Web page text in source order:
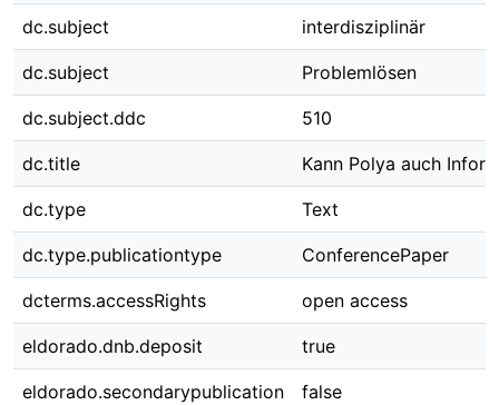
dc.subject interdisziplinär
dc.subject Problemlösen
dc.subject.ddc 510
dc.title Kann Polya auch
dc.type Text
dc.type.publicationtype ConferencePaper
dcterms.accessRights open access
eldorado.dnb.deposit true
eldorado.secondarypublication false